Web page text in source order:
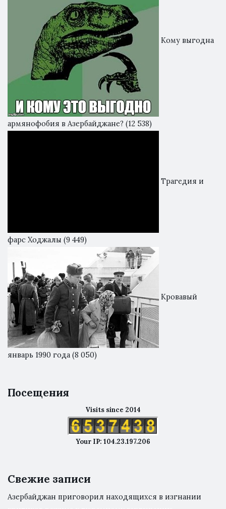
Кому выгодна
армянофобия в Азербайджане? (12 538)
Трагедия и
фарс Ходжалы (9 449)
Кровавый
январь 1990 года (8 050)
Посещения
Visits since 2014
Your IP: 104.23.197.206
Свежие записи
Азербайджан приговорил находящихся в изгнании